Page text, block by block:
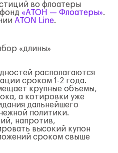
во флоатеры
«АТОН — Флоатеры».
ATON Line.
«длины»
располагаются
сроком 1-2 года.
крупные объемы,
а котировки уже
дальнейшего
политики.
напротив,
высокий купон
сроком свыше